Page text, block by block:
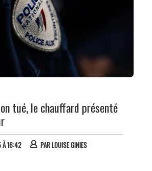
tué, le chauffard présenté
16:42 PARLOUISE GINIES